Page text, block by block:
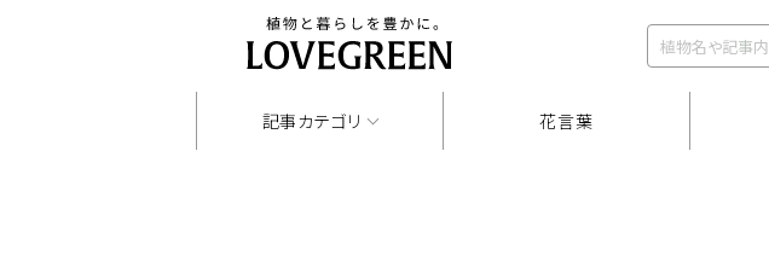
記事カテゴリ 花言葉